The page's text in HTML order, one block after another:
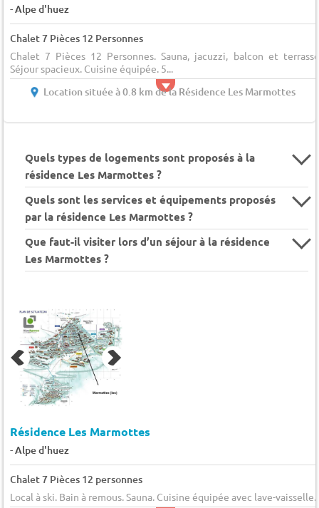
-Alpe d'huez
Chalet 7 Pièces 12 Personnes
Chalet 7 Pièces 12 Personnes. Sauna, jacuzzi, balcon et
Séjour spacieux. Cuisine équipée. 5...
Location située à 0.8 km de la Résidence Les Marmottes
Quels types de logements sont proposés à la
résidence Les Marmottes ?
Quels sont les services et équipements proposés
par la résidence Les Marmottes ?
Que faut-il visiter lors d’un séjour à la résidence
Les Marmottes ?
Résidence Les Marmottes
-Alpe d'huez
Chalet 7 Pièces 12 personnes
Local à ski. Bain à remous. Sauna. Cuisine équipée avec lave-vaisselle.